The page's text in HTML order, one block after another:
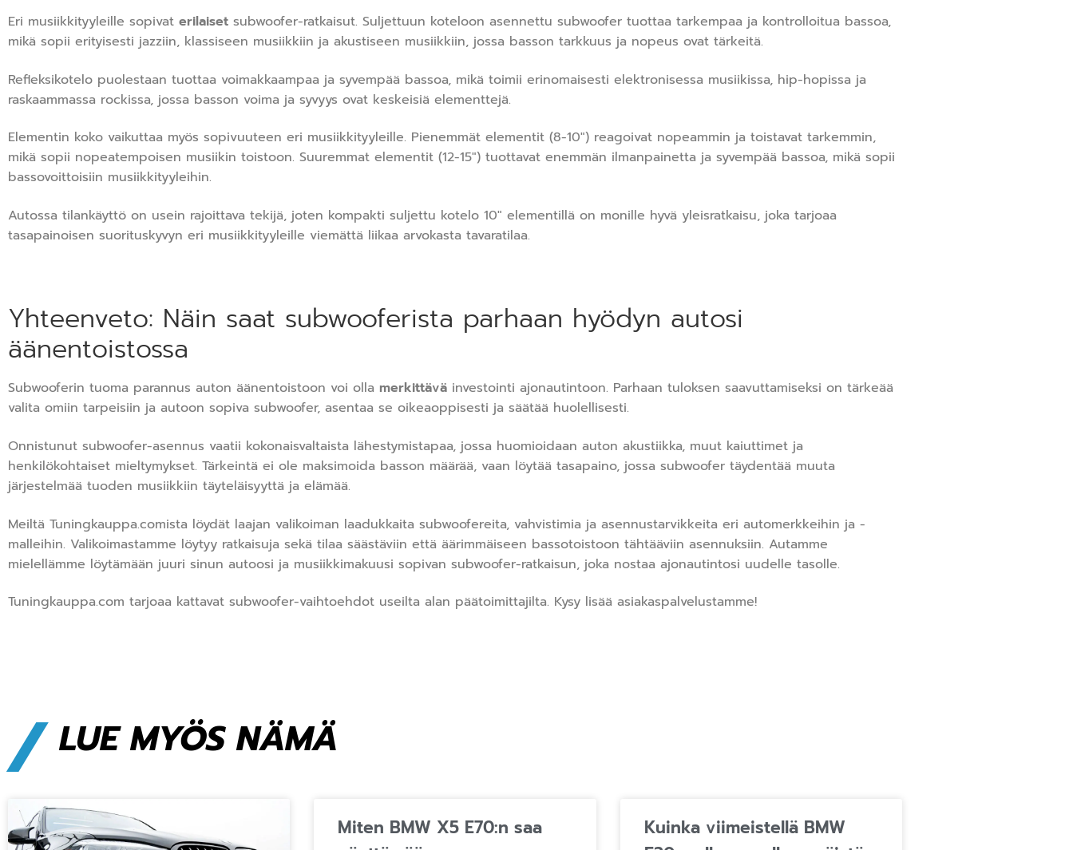
Eri musiikkityyleille sopivat erilaiset subwoofer-ratkaisut. Suljettuun koteloon asennettu subwoofer tuottaa tarkempaa ja kontrolloitua bassoa,
mikä sopii erityisesti jazziin, klassiseen musiikkiin ja akustiseen musiikkiin, jossa basson tarkkuus ja nopeus ovat tärkeitä.
Refleksikotelo puolestaan tuottaa voimakkaampaa ja syvempää bassoa, mikä toimii erinomaisesti elektronisessa musiikissa, hip-hopissa ja
raskaammassa rockissa, jossa basson voima ja syvyys ovat keskeisiä elementtejä.
Elementin koko vaikuttaa myös sopivuuteen eri musiikkityyleille. Pienemmät elementit (8-10″) reagoivat nopeammin ja toistavat tarkemmin,
mikä sopii nopeatempoisen musiikin toistoon. Suuremmat elementit (12-15″) tuottavat enemmän ilmanpainetta ja syvempää bassoa, mikä sopii
bassovoittoisiin musiikkityyleihin.
Autossa tilankäyttö on usein rajoittava tekijä, joten kompakti suljettu kotelo 10″ elementillä on monille hyvä yleisratkaisu, joka tarjoaa
tasapainoisen suorituskyvyn eri musiikkityyleille viemättä liikaa arvokasta tavaratilaa.
Yhteenveto: Näin saat subwooferista parhaan hyödyn autosi
äänentoistossa
Subwooferin tuoma parannus auton äänentoistoon voi olla merkittävä investointi ajonautintoon. Parhaan tuloksen saavuttamiseksi on tärkeää
valita omiin tarpeisiin ja autoon sopiva subwoofer, asentaa se oikeaoppisesti ja säätää huolellisesti.
Onnistunut subwoofer-asennus vaatii kokonaisvaltaista lähestymistapaa, jossa huomioidaan auton akustiikka, muut kaiuttimet ja
henkilökohtaiset mieltymykset. Tärkeintä ei ole maksimoida basson määrää, vaan löytää tasapaino, jossa subwoofer täydentää muuta
järjestelmää tuoden musiikkiin täyteläisyyttä ja elämää.
Meiltä Tuningkauppa.comista löydät laajan valikoiman laadukkaita subwoofereita, vahvistimia ja asennustarvikkeita eri automerkkeihin ja -
malleihin. Valikoimastamme löytyy ratkaisuja sekä tilaa säästäviin että äärimmäiseen bassotoistoon tähtääviin asennuksiin. Autamme
mielellämme löytämään juuri sinun autoosi ja musiikkimakuusi sopivan subwoofer-ratkaisun, joka nostaa ajonautintosi uudelle tasolle.
Tuningkauppa.com tarjoaa kattavat subwoofer-vaihtoehdot useilta alan päätoimittajilta. Kysy lisää asiakaspalvelustamme!
/ LUE MYÖS NÄMÄ
Miten BMW X5 E70:n saa
Kuinka viimeistellä BMW